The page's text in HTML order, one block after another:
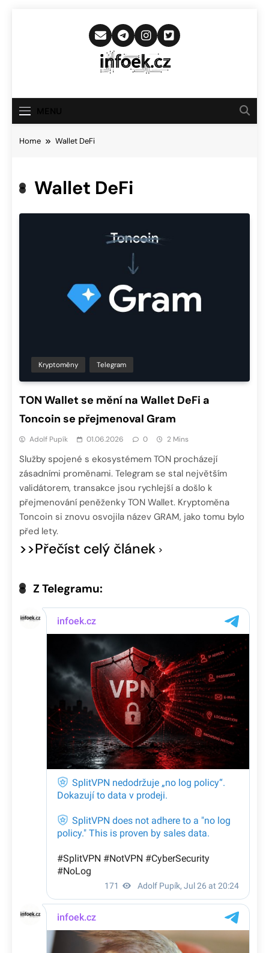
Infoek.cz
Novinkám
Home Wallet DeFi
Wallet DeFi
Kryptoměny Telegram
TON Wallet se mění na Wallet DeFi a
Toncoin se přejmenoval Gram
Adolf Pupík 01.06.2026 0 2 Mins
Služby spojené s ekosystémem TON procházejí
zásadními proměnami. Telegram se stal největším
validátorem, transakce jsou rychlejší a došlo k
přejmenování peněženky TON Wallet. Kryptoměna
Toncoin si znovu osvojila název GRAM, jako tomu bylo
před lety.
>>Přečíst celý článek
Z Telegramu: